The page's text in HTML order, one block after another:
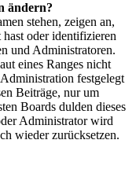
ändern?
stehen, zeigen an,
oder identifizieren
und Administratoren.
eines Ranges nicht
festgelegt
Beiträge, nur um
Boards dulden dieses
Administrator wird
wieder zurücksetzen.